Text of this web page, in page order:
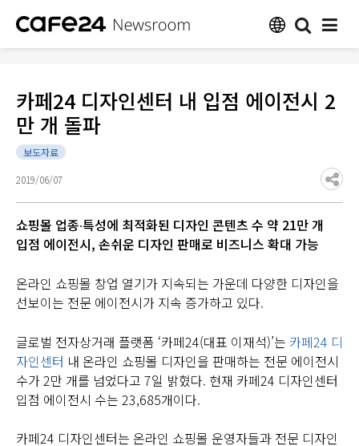
카페24 디자인센터 내 입점 에이전시 2
만 개 돌파
보도자료
2019/06/07
쇼핑몰 업종∙특성에 최적화된 디자인 콘텐츠 수 약 21만 개
입점 에이전시, 손쉬운 디자인 판매로 비즈니스 확대 가능
온라인 쇼핑몰 창업 열기가 지속되는 가운데 다양한 디자인을
선보이는 전문 에이전시가 지속 증가하고 있다.
글로벌 전자상거래 플랫폼 ‘카페24(대표 이재석)’는 카페24 디
자인센터 내 온라인 쇼핑몰 디자인을 판매하는 전문 에이전시
수가 2만 개를 넘었다고 7일 밝혔다. 현재 카페24 디자인센터
입점 에이전시 수는 23,685개이다.
카페24 디자인센터는 온라인 쇼핑몰 운영자들과 전문 디자인